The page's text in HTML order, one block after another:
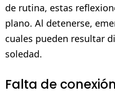
de rutina, estas
plano. Al detenerse,
cuales pueden resultar
soledad.
Falta de